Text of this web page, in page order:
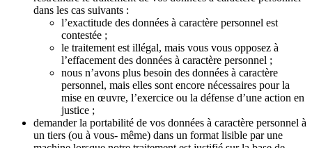
dans les cas suivants :
l’exactitude des données à caractère personnel est
contestée ;
le traitement est illégal, mais vous vous opposez à
l’effacement des données à caractère personnel ;
nous n’avons plus besoin des données à caractère
personnel, mais elles sont encore nécessaires pour la
mise en œuvre, l’exercice ou la défense d’une action en
justice ;
demander la portabilité de vos données à caractère personnel à
un tiers (ou à vous- même) dans un format lisible par une